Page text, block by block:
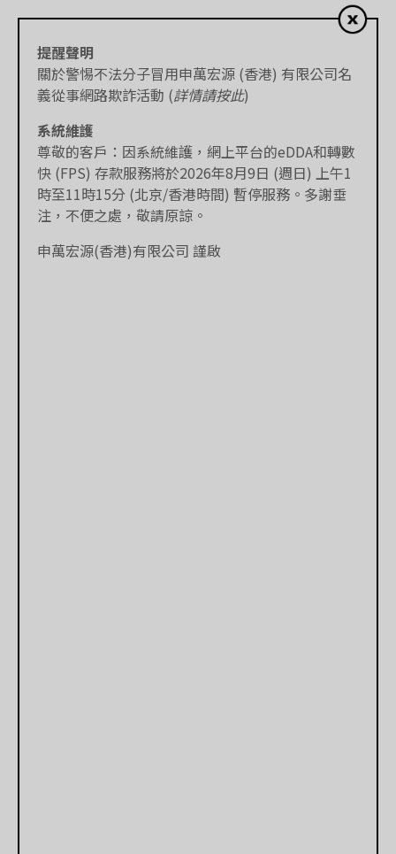
提醒聲明
關於警惕不法分子冒用申萬宏源 (香港) 有限公司名
義從事網路欺詐活動 (詳情請按此)
系統維護
尊敬的客戶：因系統維護，網上平台的eDDA和轉數
快 (FPS) 存款服務將於2026年8月9日 (週日) 上午1
時至11時15分 (北京/香港時間) 暫停服務。多謝垂
注，不便之處，敬請原諒。
申萬宏源(香港)有限公司 謹啟